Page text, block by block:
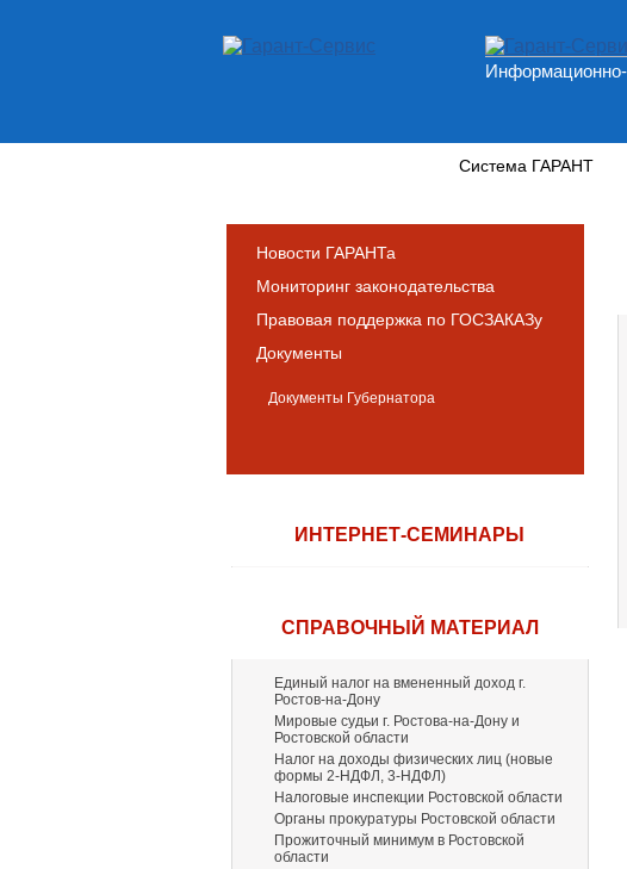
Информационно-
Система ГАРАНТ
Новости ГАРАНТа
Мониторинг законодательства
Правовая поддержка по ГОСЗАКАЗу
Документы
Документы Губернатора
ИНТЕРНЕТ-СЕМИНАРЫ
СПРАВОЧНЫЙ МАТЕРИАЛ
Единый налог на вмененный доход г.
Ростов-на-Дону
Мировые судьи г. Ростова-на-Дону и
Ростовской области
Налог на доходы физических лиц (новые
формы 2-НДФЛ, 3-НДФЛ)
Налоговые инспекции Ростовской области
Органы прокуратуры Ростовской области
Прожиточный минимум в Ростовской
области